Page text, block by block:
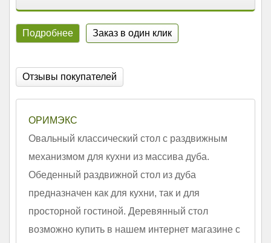
Подробнее Заказ в один клик
Отзывы покупателей
ОРИМЭКС
Овальный классический стол с раздвижным
механизмом для кухни из массива дуба.
Обеденный раздвижной стол из дуба
предназначен как для кухни, так и для
просторной гостиной. Деревянный стол
возможно купить в нашем интернет магазине с